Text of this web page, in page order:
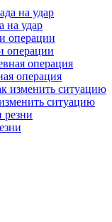
на удар
операции
операция
ситуацию